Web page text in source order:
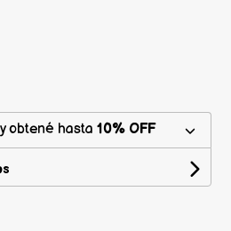
obtené hasta10% OFF